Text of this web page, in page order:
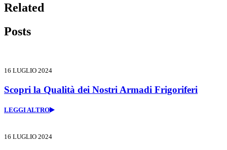
Related
Posts
16 LUGLIO 2024
Scopri la Qualità dei Nostri Armadi Frigoriferi
LEGGI ALTRO
16 LUGLIO 2024